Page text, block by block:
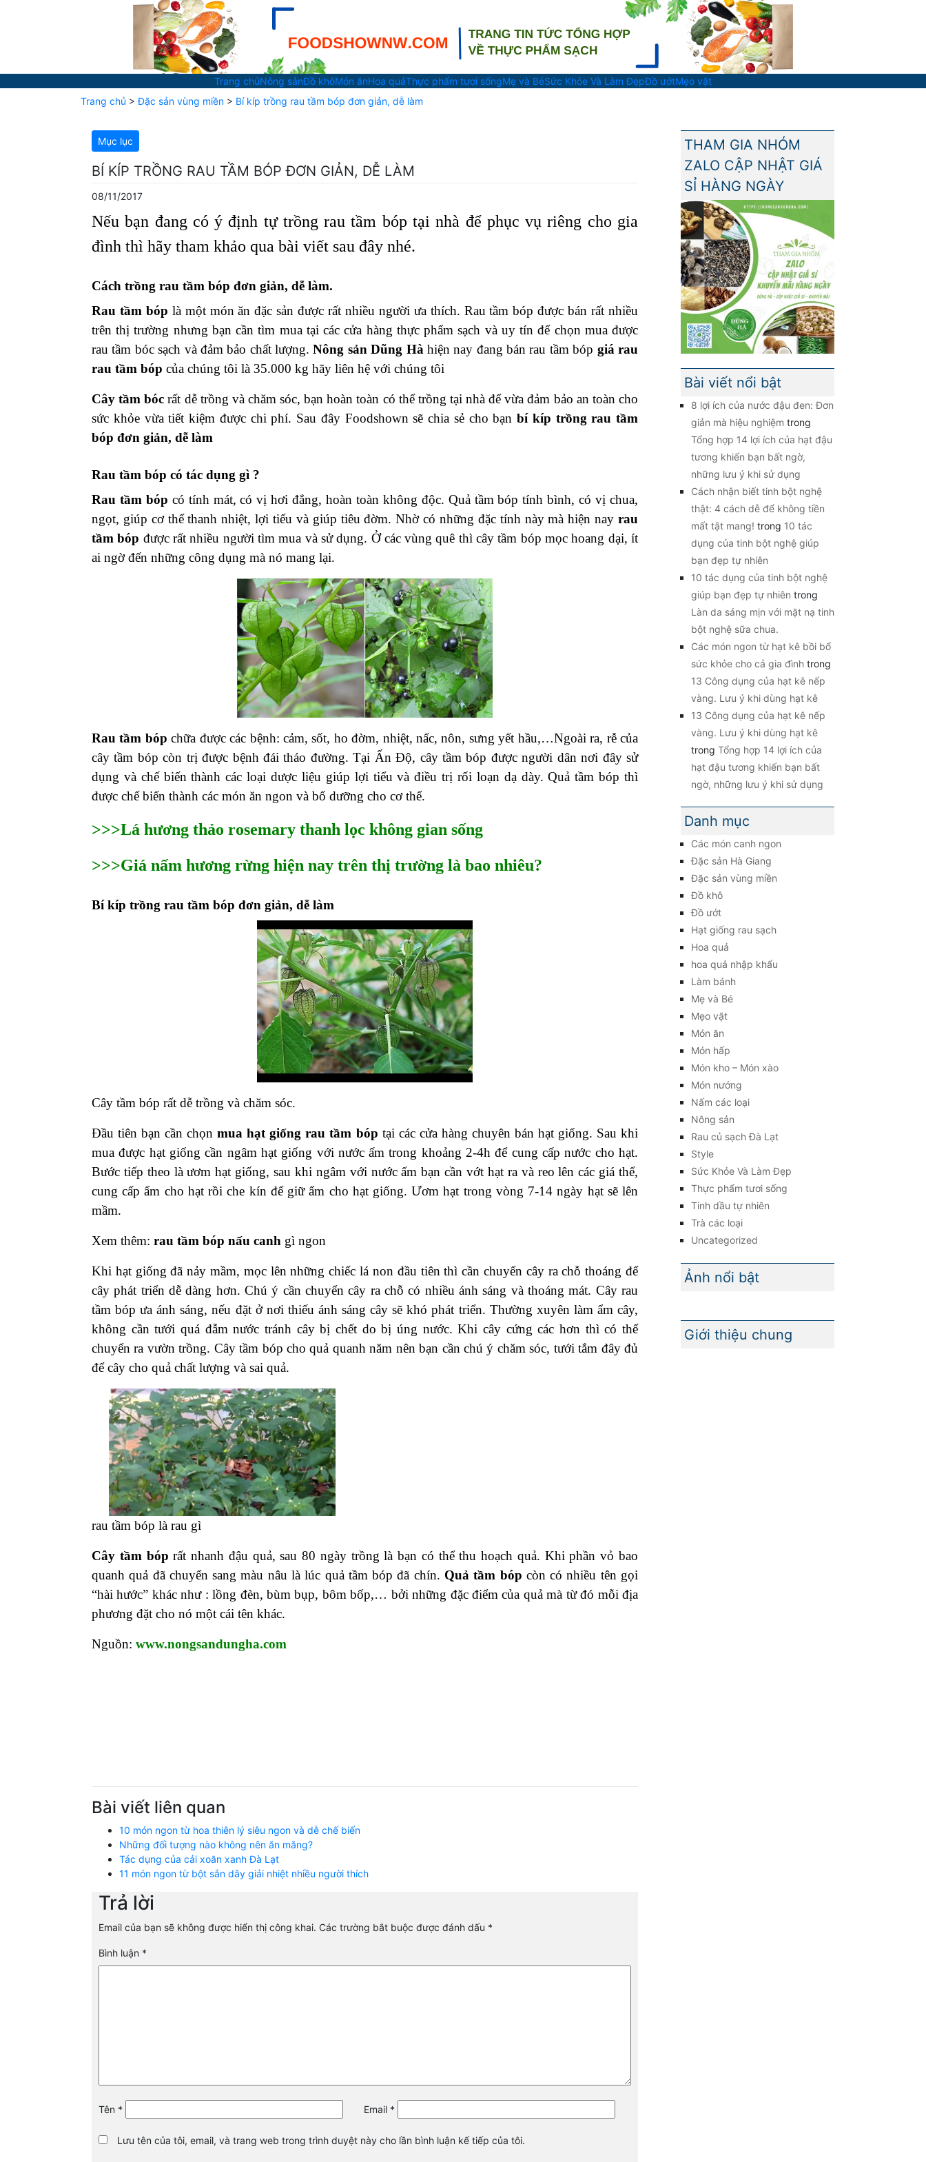
Trang chủNông sảnĐồ khôMón ănHoa quảThực phẩm tươi sốngMẹ và BéSức Khỏe Và Làm ĐẹpĐồ ướtMẹo vặt
Trang chủ >Đặc sản vùng miền > Bí kíp trồng rau tầm bóp đơn giản, dễ làm
Mục lục
BÍ KÍP TRỒNG RAU TẦM BÓP ĐƠN GIẢN, DỄ LÀM
08/11/2017
Nếu bạn đang có ý định tự trồng rau tầm bóp tại nhà để phục vụ riêng cho gia
đình thì hãy tham khảo qua bài viết sau đây nhé.
Cách trồng rau tầm bóp đơn giản, dễ làm.
Rau tầm bóp là một món ăn đặc sản được rất nhiều người ưa thích. Rau tầm bóp được bán rất nhiều
trên thị trường nhưng bạn cần tìm mua tại các cửa hàng thực phẩm sạch và uy tín để chọn mua được
rau tầm bóc sạch và đảm bảo chất lượng.Nông sản Dũng Hà hiện nay đang bán rau tầm bóp giá rau
rau tầm bóp của chúng tôi là 35.000 kg hãy liên hệ với chúng tôi
Cây tầm bóc rất dễ trồng và chăm sóc, bạn hoàn toàn có thể trồng tại nhà để vừa đảm bảo an toàn cho
sức khỏe vừa tiết kiệm được chi phí. Sau đây Foodshown sẽ chia sẻ cho bạn bí kíp trồng rau tầm
bóp đơn giản, dễ làm
Rau tầm bóp có tác dụng gì ?
Rau tầm bóp có tính mát, có vị hơi đắng, hoàn toàn không độc. Quả tầm bóp tính bình, có vị chua,
ngọt, giúp cơ thể thanh nhiệt, lợi tiểu và giúp tiêu đờm. Nhờ có những đặc tính này mà hiện nay rau
tầm bóp được rất nhiều người tìm mua và sử dụng. Ở các vùng quê thì cây tầm bóp mọc hoang dại, ít
ai ngờ đến những công dụng mà nó mang lại.
Rau tầm bópchữa được các bệnh: cảm, sốt, ho đờm, nhiệt, nấc, nôn, sưng yết hầu,…Ngoài ra, rễ của
cây tầm bóp còn trị được bệnh đái tháo đường. Tại Ấn Độ, cây tầm bóp được người dân nơi đây sử
dụng và chế biến thành các loại dược liệu giúp lợi tiểu và điều trị rối loạn dạ dày. Quả tầm bóp thì
được chế biến thành các món ăn ngon và bổ dưỡng cho cơ thể.
>>>Lá hương thảo rosemary thanh lọc không gian sống
>>>Giá nấm hương rừng hiện nay trên thị trường là bao nhiêu?
Bí kíp trồng rau tầm bóp đơn giản, dễ làm
Cây tầm bóp rất dễ trồng và chăm sóc.
Đầu tiên bạn cần chọnmua hạt giống rau tầm bóp tại các cửa hàng chuyên bán hạt giống. Sau khi
mua được hạt giống cần ngâm hạt giống với nước ấm trong khoảng 2-4h để cung cấp nước cho hạt.
Bước tiếp theo là ươm hạt giống, sau khi ngâm với nước ấm bạn cần vớt hạt ra và reo lên các giá thể,
cung cấp ẩm cho hạt rồi che kín để giữ ẩm cho hạt giống. Ươm hạt trong vòng 7-14 ngày hạt sẽ lên
mầm.
Xem thêm: rau tầm bóp nấu canh gì ngon
Khi hạt giống đã nảy mầm, mọc lên những chiếc lá non đầu tiên thì cần chuyển cây ra chỗ thoáng để
cây phát triển dễ dàng hơn. Chú ý cần chuyển cây ra chỗ có nhiều ánh sáng và thoáng mát. Cây rau
tầm bóp ưa ánh sáng, nếu đặt ở nơi thiếu ánh sáng cây sẽ khó phát triển. Thường xuyên làm ẩm cây,
không cần tưới quá đẫm nước tránh cây bị chết do bị úng nước. Khi cây cứng các hơn thì có thể
chuyển ra vườn trồng. Cây tầm bóp cho quả quanh năm nên bạn cần chú ý chăm sóc, tưới tắm đây đủ
để cây cho quả chất lượng và sai quả.
rau tầm bóp là rau gì
Cây tầm bóp rất nhanh đậu quả, sau 80 ngày trồng là bạn có thể thu hoạch quả. Khi phần vỏ bao
quanh quả đã chuyển sang màu nâu là lúc quả tầm bóp đã chín. Quả tầm bóp còn có nhiều tên gọi
“hài hước” khác như : lồng đèn, bùm bụp, bôm bốp,… bởi những đặc điểm của quả mà từ đó mỗi địa
phương đặt cho nó một cái tên khác.
Nguồn: www.nongsandungha.com
Bài viết liên quan
10 món ngon từ hoa thiên lý siêu ngon và dễ chế biến
Những đối tượng nào không nên ăn măng?
Tác dụng của cải xoăn xanh Đà Lạt
11 món ngon từ bột sắn dây giải nhiệt nhiều người thích
Trả lời
Email của bạn sẽ không được hiển thị công khai. Các trường bắt buộc được đánh dấu *
Bình luận *
Tên * Email *
Lưu tên của tôi, email, và trang web trong trình duyệt này cho lần bình luận kế tiếp của tôi.
THAM GIA NHÓM
ZALO CẬP NHẬT GIÁ
SỈ HÀNG NGÀY
Bài viết nổi bật
8 lợi ích của nước đậu đen: Đơn
giản mà hiệu nghiệm trong
Tổng hợp 14 lợi ích của hạt đậu
tương khiến bạn bất ngờ,
những lưu ý khi sử dụng
Cách nhận biết tinh bột nghệ
thật: 4 cách dễ để không tiền
mất tật mang! trong 10 tác
dụng của tinh bột nghệ giúp
bạn đẹp tự nhiên
10 tác dụng của tinh bột nghệ
giúp bạn đẹp tự nhiên trong
Làn da sáng mịn với mặt nạ tinh
bột nghệ sữa chua.
Các món ngon từ hạt kê bồi bổ
sức khỏe cho cả gia đình trong
13 Công dụng của hạt kê nếp
vàng. Lưu ý khi dùng hạt kê
13 Công dụng của hạt kê nếp
vàng. Lưu ý khi dùng hạt kê
trong Tổng hợp 14 lợi ích của
hạt đậu tương khiến bạn bất
ngờ, những lưu ý khi sử dụng
Danh mục
Các món canh ngon
Đặc sản Hà Giang
Đặc sản vùng miền
Đồ khô
Đồ ướt
Hạt giống rau sạch
Hoa quả
hoa quả nhập khẩu
Làm bánh
Mẹ và Bé
Mẹo vặt
Món ăn
Món hấp
Món kho – Món xào
Món nướng
Nấm các loại
Nông sản
Rau củ sạch Đà Lạt
Style
Sức Khỏe Và Làm Đẹp
Thực phẩm tươi sống
Tinh dầu tự nhiên
Trà các loại
Uncategorized
Ảnh nổi bật
Giới thiệu chung